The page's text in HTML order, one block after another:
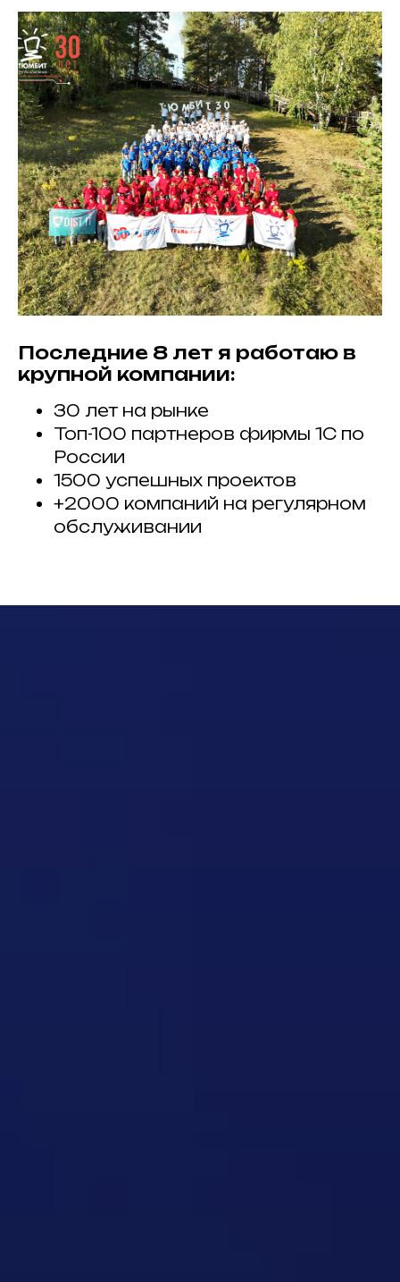
Последние 8 лет я работаю в
крупной компании:
30 лет на рынке
Топ-100 партнеров фирмы 1С по
России
1500 успешных проектов
+2000 компаний на регулярном
обслуживании